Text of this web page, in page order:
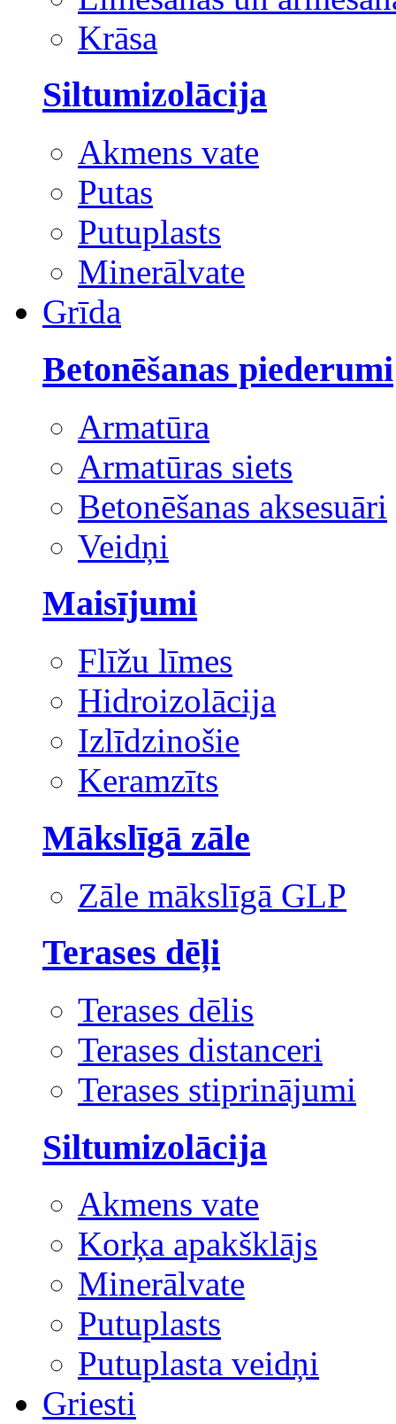
Krāsa
Siltumizolācija
Akmens vate
Putas
Putuplasts
Minerālvate
Grīda
Betonēšanas piederumi
Armatūra
Armatūras siets
Betonēšanas aksesuāri
Veidņi
Maisījumi
Flīžu līmes
Hidroizolācija
Izlīdzinošie
Keramzīts
Mākslīgā zāle
Zāle mākslīgā GLP
Terases dēļi
Terases dēlis
Terases distanceri
Terases stiprinājumi
Siltumizolācija
Akmens vate
Korķa apakšklājs
Minerālvate
Putuplasts
Putuplasta veidņi
Griesti